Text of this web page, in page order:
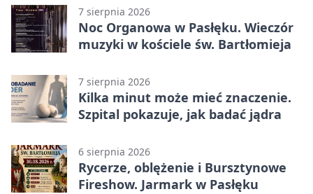
7 sierpnia 2026
Noc Organowa w Pasłęku. Wieczór
muzyki w kościele św. Bartłomieja
7 sierpnia 2026
Kilka minut może mieć znaczenie.
Szpital pokazuje, jak badać jądra
6 sierpnia 2026
Rycerze, oblężenie i Bursztynowe
Fireshow. Jarmark w Pasłęku